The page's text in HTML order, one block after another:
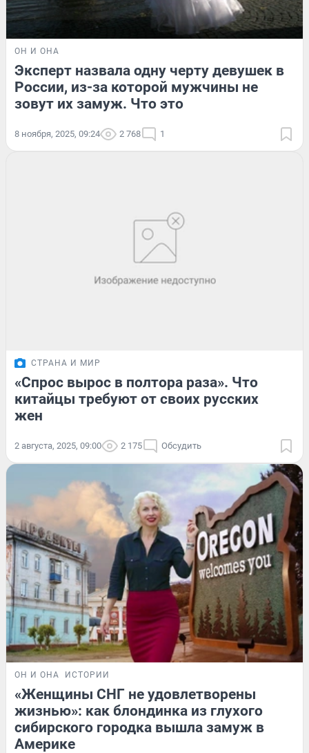
ОН И ОНА
Эксперт назвала одну черту девушек в
России, из-за которой мужчины не
зовут их замуж. Что это
8 ноября, 2025, 09:24 2 768 1
СТРАНА И МИР
«Спрос вырос в полтора раза». Что
китайцы требуют от своих русских
жен
2 августа, 2025, 09:00 2 175 Обсудить
ОН И ОНА ИСТОРИИ
«Женщины СНГ не удовлетворены
жизнью»: как блондинка из глухого
сибирского городка вышла замуж в
Америке